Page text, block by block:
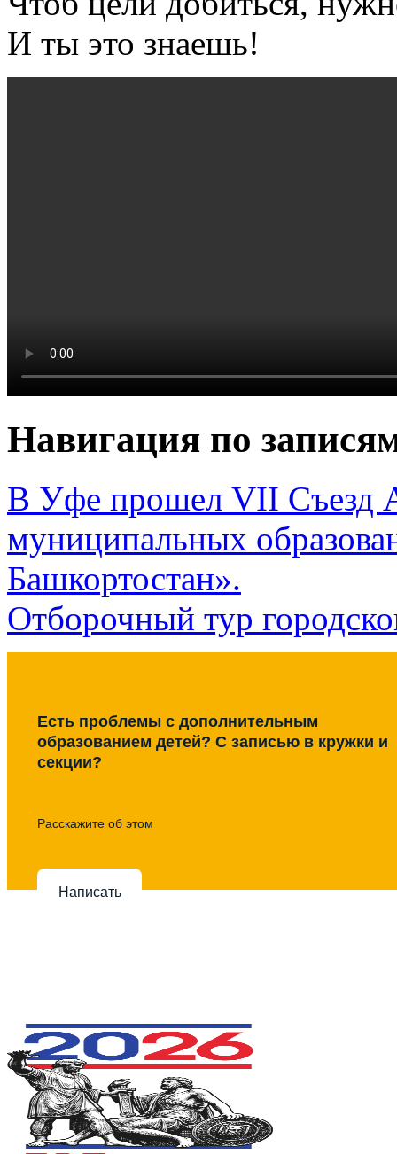
И ты это знаешь!
Навигация по
В Уфе прошел VII Съезд
муниципальных
Башкортостан».
Отборочный тур
Есть проблемы с дополнительным
образованием детей? С записью в кружки и
секции?
Расскажите об этом
Написать